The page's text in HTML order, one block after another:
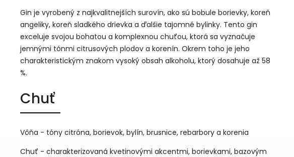
Gin je vyrobený z najkvalitnejších surovín, ako sú bobule borievky, koreň
angeliky, koreň sladkého drievka a ďalšie tajomné bylinky. Tento gin
exceluje svojou bohatou a komplexnou chuťou, ktorá sa vyznačuje
jemnými tónmi citrusových plodov a korenín. Okrem toho je jeho
charakteristickým znakom vysoký obsah alkoholu, ktorý dosahuje až 58
%.
Chuť
Vôňa - tóny citróna, borievok, bylín, brusnice, rebarbory a korenia
Chuť - charakterizovaná kvetinovými akcentmi, borievkami, bazovým